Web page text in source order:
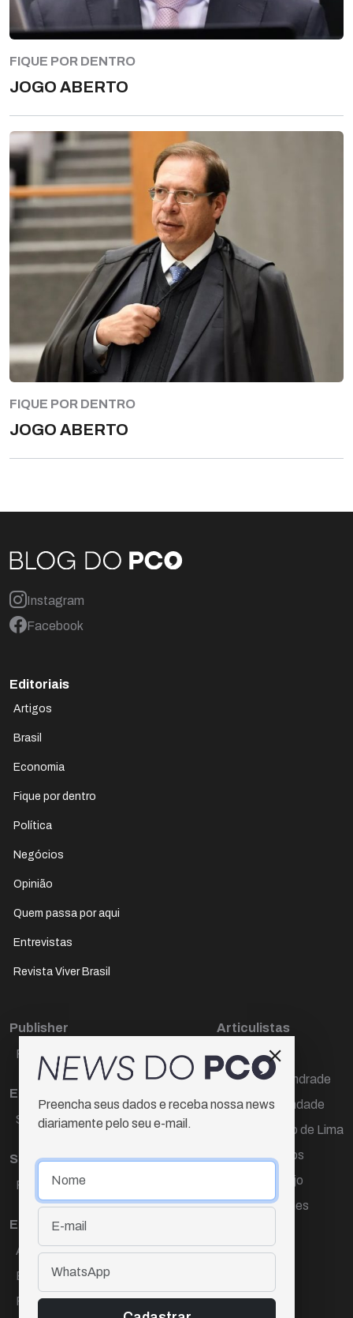
FIQUE POR DENTRO
JOGO ABERTO
FIQUE POR DENTRO
JOGO ABERTO
Instagram
Facebook
Editoriais
Artigos
Brasil
Economia
Fique por dentro
Política
Negócios
Opinião
Quem passa por aqui
Entrevistas
Revista Viver Brasil
Publisher
Paulo Cesar de Oliveira
Editora Chefe
Sueli Cotta
Sub-editora
Raquel Ayres
Equipe
Ana Lúcia Cortez
Eliane Hardy
Fernando Torres
Articulistas
Décio Freire
Dr Marcos Andrade
Hamilton Trindade
Igor Carvalho de Lima
Mario Campos
Renata Araújo
Wagner Gomes
Preencha seus dados e receba nossa news
diariamente pelo seu e-mail.